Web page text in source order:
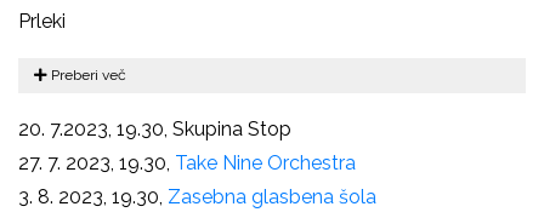
Prleki
Preberi več
20. 7.2023, 19.30, Skupina Stop
27. 7. 2023, 19.30, Take Nine Orchestra
3. 8. 2023, 19.30, Zasebna glasbena šola